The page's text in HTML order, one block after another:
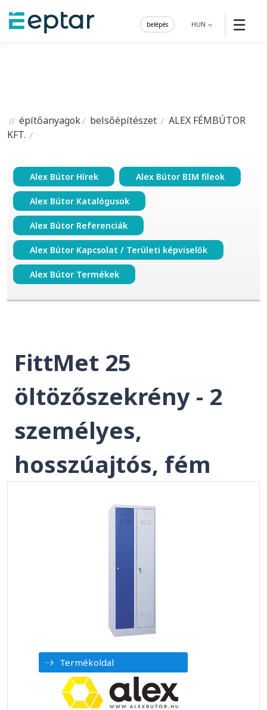
☰
HUN
belépés
építőanyagok belsőépítészet
ALEX FÉMBÚTOR
KFT.
Alex Bútor Hírek Alex Bútor BIM fileok
Alex Bútor Katalógusok
Alex Bútor Referenciák
Alex Bútor Kapcsolat / Területi képviselők
Alex Bútor Termékek
FittMet 25
öltözőszekrény - 2
személyes,
hosszúajtós, fém
Termékoldal